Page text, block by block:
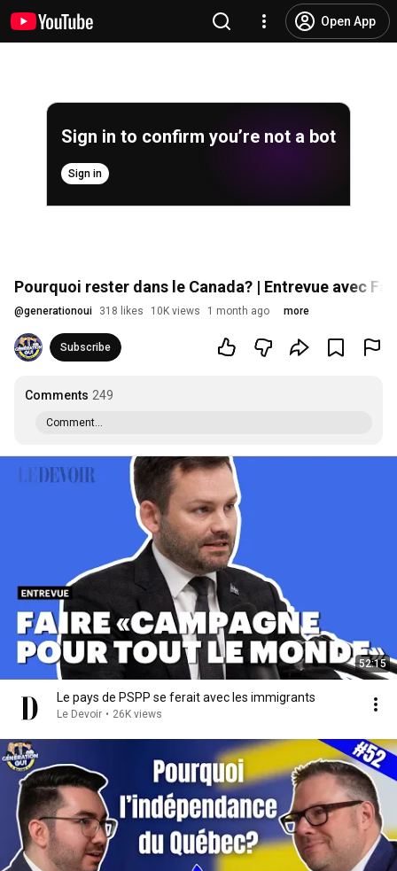
Open App
Sign in to confirm you’re not a bot
Sign in
Pourquoi rester dans le Canada? | Entrevue avec
@generationoui 318 likes 10K views 1 month ago more
Subscribe
Comments 249
Comment...
52:15
Le pays de PSPP se ferait avec les immigrants
Le Devoir • 26K views